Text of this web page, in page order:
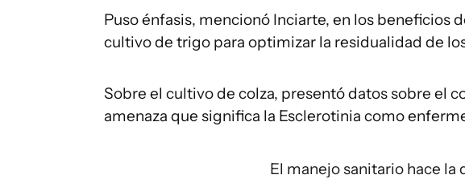
Puso énfasis, mencionó Inciarte, en los beneficios
cultivo de trigo para optimizar la residualidad de
Sobre el cultivo de colza, presentó datos sobre el
amenaza que significa la Esclerotinia como
El manejo sanitario hace la